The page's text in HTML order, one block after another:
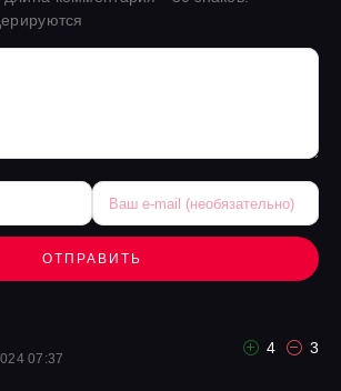
ОТПРАВИТЬ
07:37
4 3